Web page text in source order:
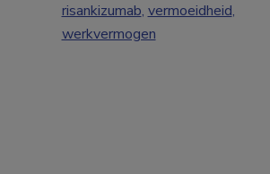
risankizumab, vermoeidheid,
werkvermogen